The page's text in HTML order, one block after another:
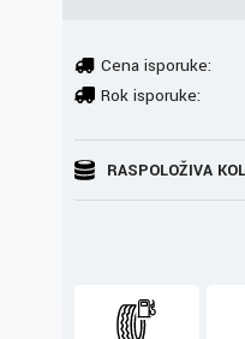
Cena isporuke:
Rok isporuke:
RASPOLOŽIVA